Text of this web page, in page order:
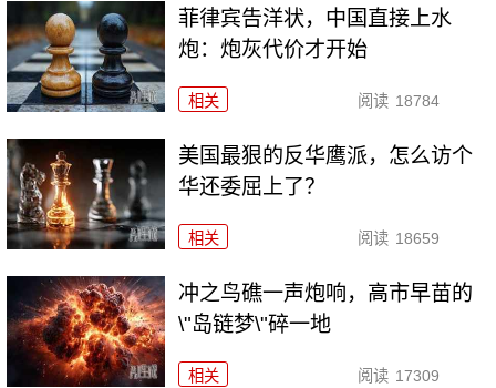
菲律宾告洋状，中国直接上水
炮：炮灰代价才开始
相关 阅读 18784
美国最狠的反华鹰派，怎么访个
华还委屈上了？
相关 阅读 18659
冲之鸟礁一声炮响，高市早苗的
\"岛链梦\"碎一地
相关 阅读 17309